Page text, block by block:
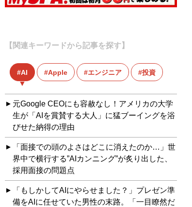
【関連キーワードから記事を探す】
AI Apple エンジニア 投資
元Google CEOにも容赦なし！アメリカの大学
生が「AIを賞賛する大人」に猛ブーイングを浴
びせた納得の理由
「面接での頭のよさはどこに消えたのか…」世
界中で横行する”AIカンニング”が炙り出した、
採用面接の問題点
「もしかしてAIにやらせました？」プレゼン準
備をAIに任せていた男性の末路。「一目瞭然だ